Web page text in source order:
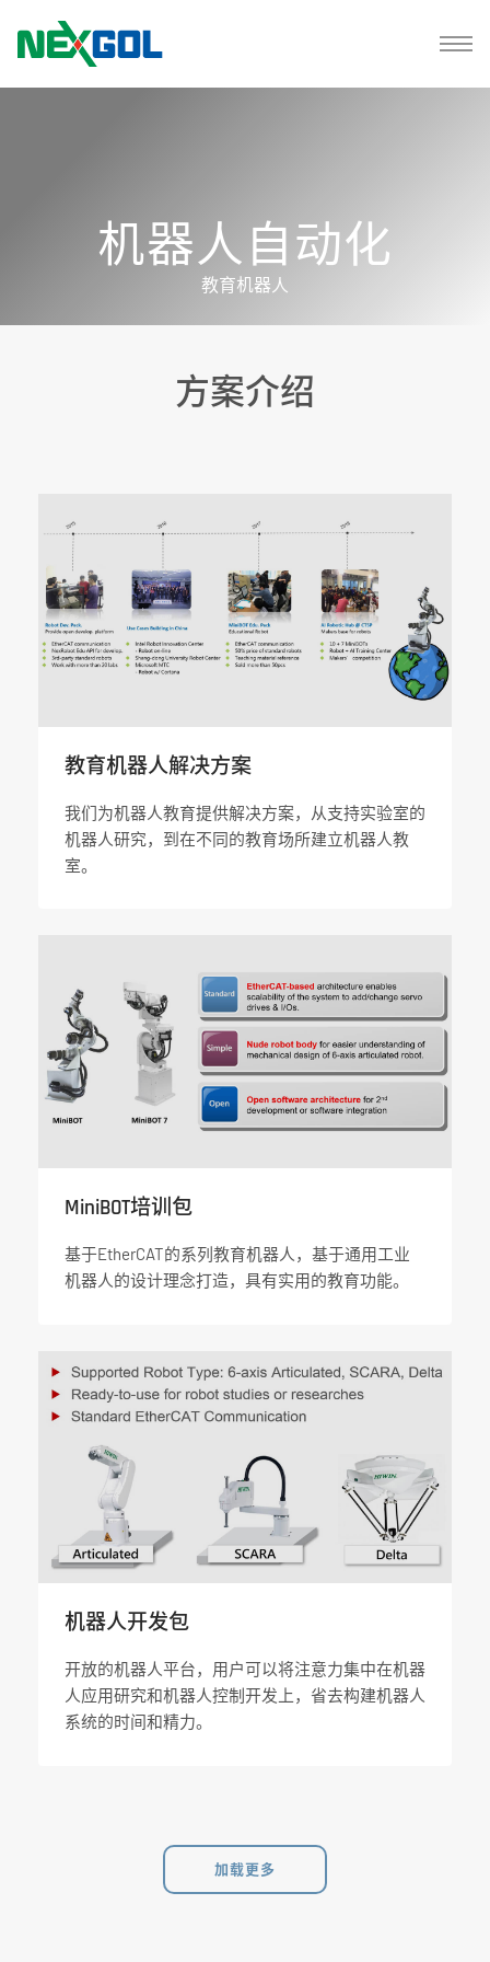
机器人自动化
教育机器人
方案介绍
教育机器人解决方案
我们为机器人教育提供解决方案，从支持实验室的
机器人研究，到在不同的教育场所建立机器人教
室。
MiniBOT培训包
基于EtherCAT的系列教育机器人，基于通用工业
机器人的设计理念打造，具有实用的教育功能。
机器人开发包
开放的机器人平台，用户可以将注意力集中在机器
人应用研究和机器人控制开发上，省去构建机器人
系统的时间和精力。
加载更多